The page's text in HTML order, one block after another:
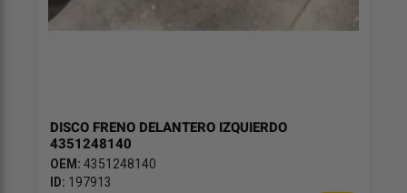
DISCO FRENO DELANTERO IZQUIERDO
4351248140
OEM: 4351248140
ID: 197913